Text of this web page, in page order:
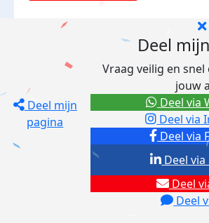
Deel mijn
pagina
Deel
Vraag veilig en
jouw
Deel via
Deel via
Deel
Deel
Deel
Deel via